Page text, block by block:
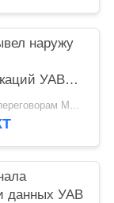
наружу
УАВ
УАВ
Подлежит переговорам MOQ:1шт
данных УАВ